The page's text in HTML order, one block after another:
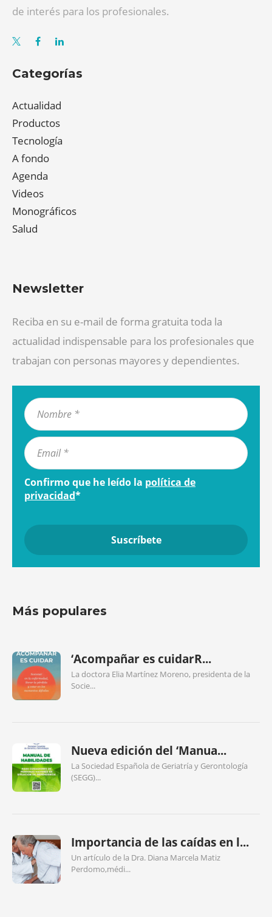
de interés para los profesionales.
Categorías
Actualidad
Productos
Tecnología
A fondo
Agenda
Videos
Monográficos
Salud
Newsletter
Reciba en su e-mail de forma gratuita toda la
actualidad indispensable para los profesionales que
trabajan con personas mayores y dependientes.
Confirmo que he leído la política de
privacidad*
Más populares
‘Acompañar es cuidarR...
La doctora Elia Martínez Moreno, presidenta de la
Socie...
Nueva edición del ‘Manua...
La Sociedad Española de Geriatría y Gerontología
(SEGG)...
Importancia de las caídas en l...
Un artículo de la Dra. Diana Marcela Matiz
Perdomo,médi...